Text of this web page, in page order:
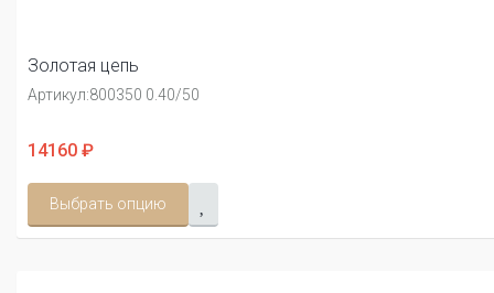
Золотая цепь
Артикул:800350 0.40/50
14160 ₽
Выбрать опцию